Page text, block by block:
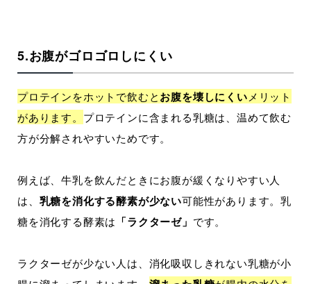
5.お腹がゴロゴロしにくい
プロテインをホットで飲むとお腹を壊しにくいメリット
があります。 プロテインに含まれる乳糖は、温めて飲む
方が分解されやすいためです。
例えば、牛乳を飲んだときにお腹が緩くなりやすい人
は、 乳糖を消化する酵素が少ない可能性があります。乳
糖を消化する酵素は 「ラクターゼ」 です。
ラクターゼが少ない人は、消化吸収しきれない乳糖が小